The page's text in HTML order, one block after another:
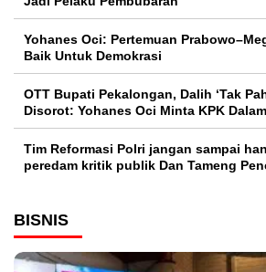
Yohanes Oci: Pertemuan
Baik Untuk Demokrasi
OTT Bupati Pekalongan, Dalih ‘Tak
Disorot: Yohanes Oci Minta KPK
Tim Reformasi Polri jangan sampai
peredam kritik publik Dan Tameng
BISNIS